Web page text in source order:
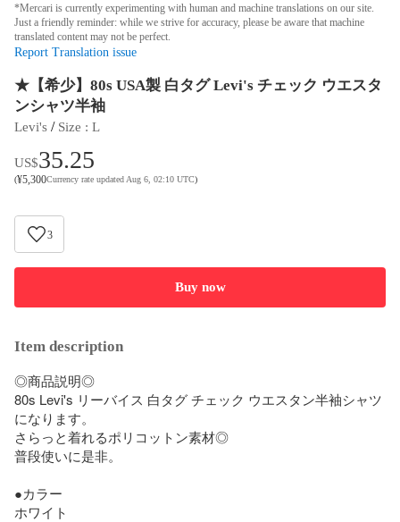
*Mercari is currently experimenting with human and machine translations on our site.
Just a friendly reminder: while we strive for accuracy, please be aware that machine
translated content may not be perfect.
Report Translation issue
★【希少】80s USA製 白タグ Levi's チェック ウエスタ
ンシャツ半袖
Levi's / Size : L
US$35.25
(¥5,300Currency rate updated Aug 6, 02:10 UTC)
3
Buy now
Item description
◎商品説明◎
80s Levi's リーバイス 白タグ チェック ウエスタン半袖シャツ
になります。
さらっと着れるポリコットン素材◎
普段使いに是非。
●カラー
ホワイト